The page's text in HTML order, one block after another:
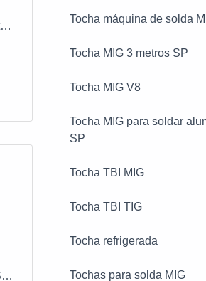
Tocha máquina de solda
Tocha MIG 3 metros SP
Tocha MIG V8
Tocha MIG para soldar
SP
Tocha TBI MIG
Tocha TBI TIG
Tocha refrigerada
Tochas para solda MIG